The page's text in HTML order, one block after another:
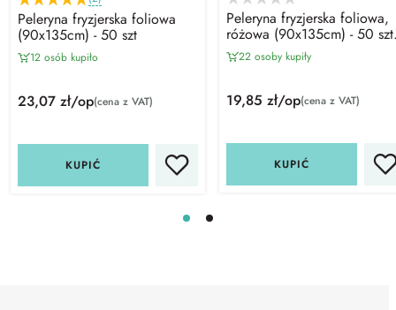
Peleryna fryzjerska foliowa
(90x135cm) - 50 szt
12 osób kupiło
23,07 zł/op(cena z VAT)
KUPIĆ
Peleryna fryzjerska foliowa,
różowa (90x135cm) - 50
CHILA
22 osoby kupiły
19,85 zł/op(cena z VAT)
KUPIĆ